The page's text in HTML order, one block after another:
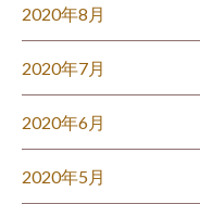
2020年8月
2020年7月
2020年6月
2020年5月